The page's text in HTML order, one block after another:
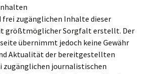
frei zugänglichen Inhalte dieser
größtmöglicher Sorgfalt erstellt. Der
übernimmt jedoch keine Gewähr
Aktualität der bereitgestellten
zugänglichen journalistischen